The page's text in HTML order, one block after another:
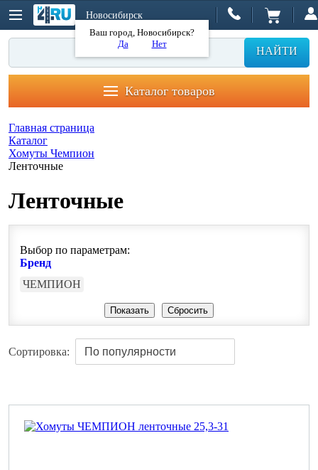
Новосибирск
Ваш город, Новосибирск?
Да
Нет
НАЙТИ
Каталог товаров
Главная страница
Каталог
Хомуты Чемпион
Ленточные
Ленточные
Выбор по параметрам:
Бренд
ЧЕМПИОН
Сортировка: